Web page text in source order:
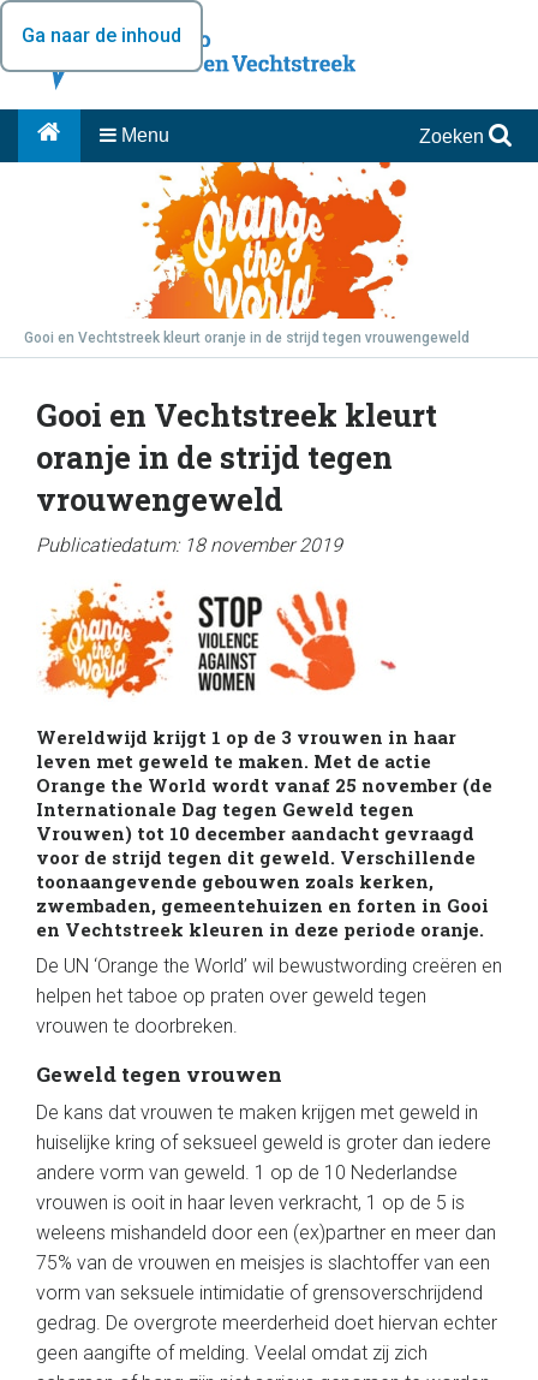
Ga naar de inhoud
Menu Zoeken
Gooi en Vechtstreek kleurt oranje in de strijd tegen vrouwengeweld
Gooi en Vechtstreek kleurt
oranje in de strijd tegen
vrouwengeweld
Publicatiedatum: 18 november 2019
Wereldwijd krijgt 1 op de 3 vrouwen in haar
leven met geweld te maken. Met de actie
Orange the World wordt vanaf 25 november (de
Internationale Dag tegen Geweld tegen
Vrouwen) tot 10 december aandacht gevraagd
voor de strijd tegen dit geweld. Verschillende
toonaangevende gebouwen zoals kerken,
zwembaden, gemeentehuizen en forten in Gooi
en Vechtstreek kleuren in deze periode oranje.
De UN ‘Orange the World’ wil bewustwording creëren en
helpen het taboe op praten over geweld tegen
vrouwen te doorbreken.
Geweld tegen vrouwen
De kans dat vrouwen te maken krijgen met geweld in
huiselijke kring of seksueel geweld is groter dan iedere
andere vorm van geweld. 1 op de 10 Nederlandse
vrouwen is ooit in haar leven verkracht, 1 op de 5 is
weleens mishandeld door een (ex)partner en meer dan
75% van de vrouwen en meisjes is slachtoffer van een
vorm van seksuele intimidatie of grensoverschrijdend
gedrag. De overgrote meerderheid doet hiervan echter
geen aangifte of melding. Veelal omdat zij zich